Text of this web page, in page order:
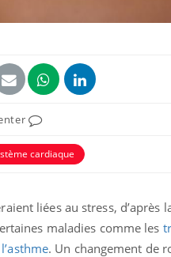
cardiaque
liées au stress, d’après
maladies comme les
l’asthme. Un changement de
: et si on
chez les
chez les soignants.
rythme de
soleil,